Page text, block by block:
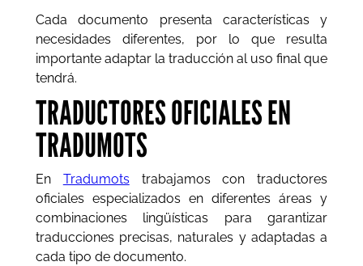
Cada documento presenta características y
necesidades diferentes, por lo que resulta
importante adaptar la traducción al uso final que
tendrá.
TRADUCTORES OFICIALES EN
TRADUMOTS
En Tradumots trabajamos con traductores
oficiales especializados en diferentes áreas y
combinaciones lingüísticas para garantizar
traducciones precisas, naturales y adaptadas a
cada tipo de documento.